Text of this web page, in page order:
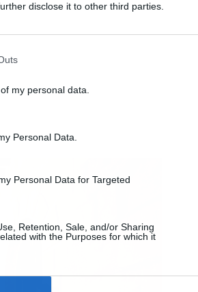
disclose it to other third parties.
my personal data.
Personal Data.
Personal Data for Targeted
Retention, Sale, and/or Sharing
with the Purposes for which it